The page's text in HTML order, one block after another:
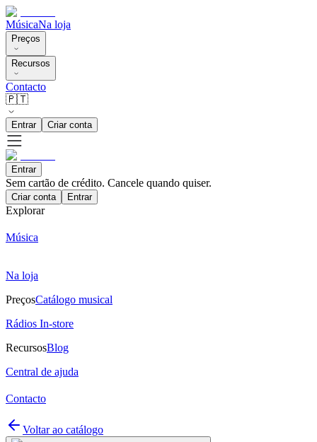
MúsicaNa loja
Preços
Recursos
Contacto
🇵🇹
Entrar Criar conta
Entrar
Sem cartão de crédito. Cancele quando quiser.
Criar conta Entrar
Explorar
Música
Na loja
PreçosCatálogo musical
Rádios In-store
RecursosBlog
Central de ajuda
Contacto
Voltar ao catálogo